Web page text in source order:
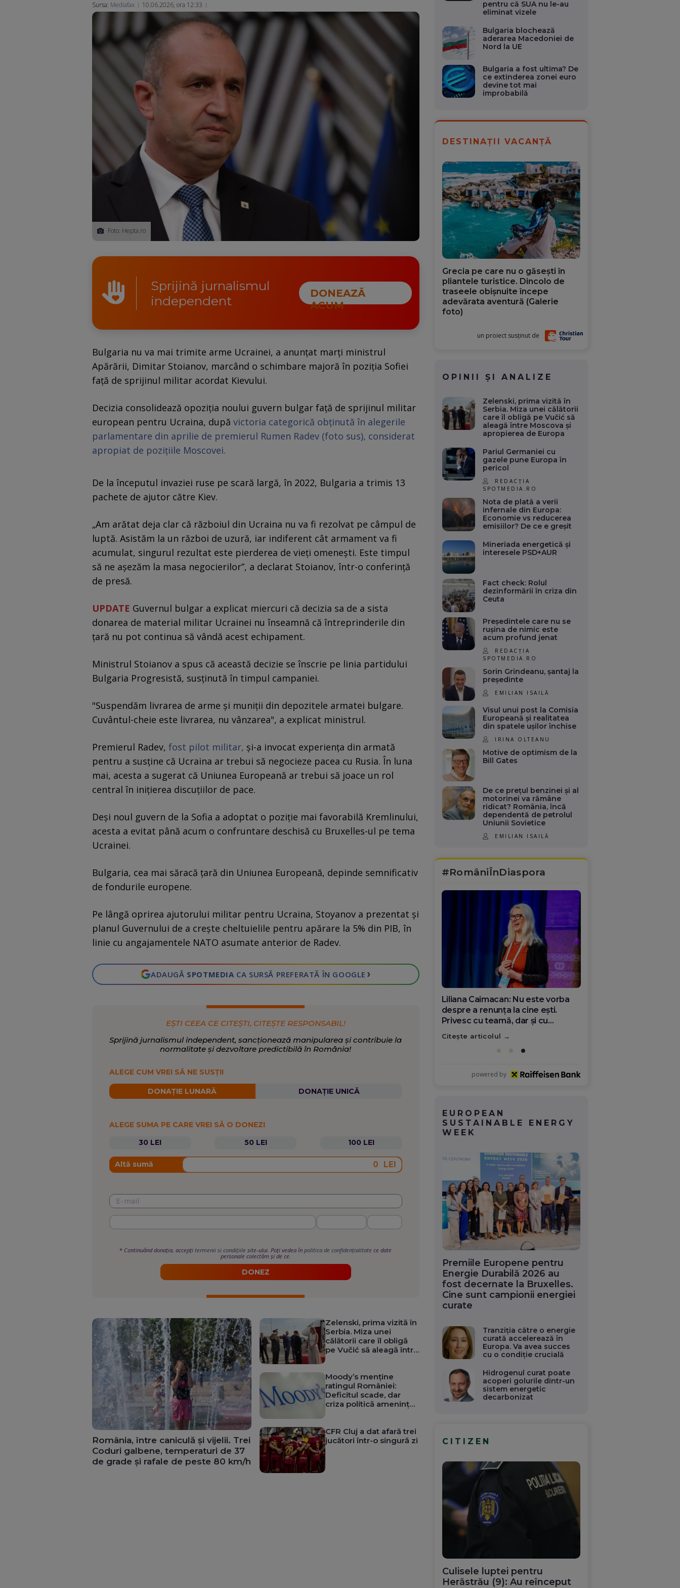
Sursa: Mediafax 10.06.2026, ora 12:33
Foto: Hepta.ro
Sprijină jurnalismul
independent
DONEAZĂ
ACUM
Bulgaria nu va mai trimite arme Ucrainei, a anunțat marți ministrul
Apărării, Dimitar Stoianov, marcând o schimbare majoră în poziția Sofiei
față de sprijinul militar acordat Kievului.
Decizia consolidează opoziția noului guvern bulgar față de sprijinul militar
european pentru Ucraina, după victoria categorică obținută în alegerile
parlamentare din aprilie de premierul Rumen Radev (foto sus), considerat
apropiat de pozițiile Moscovei.
De la începutul invaziei ruse pe scară largă, în 2022, Bulgaria a trimis 13
pachete de ajutor către Kiev.
„Am arătat deja clar că războiul din Ucraina nu va fi rezolvat pe câmpul de
luptă. Asistăm la un război de uzură, iar indiferent cât armament va fi
acumulat, singurul rezultat este pierderea de vieți omenești. Este timpul
să ne așezăm la masa negocierilor”, a declarat Stoianov, într-o conferință
de presă.
UPDATE Guvernul bulgar a explicat miercuri că decizia sa de a sista
donarea de material militar Ucrainei nu înseamnă că întreprinderile din
țară nu pot continua să vândă acest echipament.
Ministrul Stoianov a spus că această decizie se înscrie pe linia partidului
Bulgaria Progresistă, susținută în timpul campaniei.
"Suspendăm livrarea de arme și muniții din depozitele armatei bulgare.
Cuvântul-cheie este livrarea, nu vânzarea", a explicat ministrul.
Premierul Radev, fost pilot militar, și-a invocat experiența din armată
pentru a susține că Ucraina ar trebui să negocieze pacea cu Rusia. În luna
mai, acesta a sugerat că Uniunea Europeană ar trebui să joace un rol
central în inițierea discuțiilor de pace.
Deși noul guvern de la Sofia a adoptat o poziție mai favorabilă Kremlinului,
acesta a evitat până acum o confruntare deschisă cu Bruxelles-ul pe tema
Ucrainei.
Bulgaria, cea mai săracă țară din Uniunea Europeană, depinde semnificativ
de fondurile europene.
Pe lângă oprirea ajutorului militar pentru Ucraina, Stoyanov a prezentat și
planul Guvernului de a crește cheltuielile pentru apărare la 5% din PIB, în
linie cu angajamentele NATO asumate anterior de Radev.
ADAUGĂ SPOTMEDIA CA SURSĂ PREFERATĂ ÎN GOOGLE ›
EȘTI CEEA CE CITEȘTI, CITEȘTE RESPONSABIL!
Sprijină jurnalismul independent, sancționează manipularea și contribuie la
normalitate și dezvoltare predictibilă în România!
ALEGE CUM VREI SĂ NE SUSȚII
DONAȚIE LUNARĂ DONAȚIE UNICĂ
ALEGE SUMA PE CARE VREI SĂ O DONEZI
30 LEI
50 LEI 100 LEI
Altă sumă LEI
* Continuând donația, accepțitermenii si condițiile site-ului. Poți vedea înpolitica de confidențialitate ce date
personale colectăm și de ce.
DONEZ
România, între caniculă și vijelii. Trei
Coduri galbene, temperaturi de 37
de grade și rafale de peste 80 km/h
Zelenski, prima vizită în
Serbia. Miza unei
călătorii care îl obligă
pe Vučić să aleagă între
Moody’s menține
ratingul României:
Deficitul scade, dar
criza politică amenință
CFR Cluj a dat afară trei
jucători într-o singură zi
pentru că SUA nu le-au
eliminat vizele
Bulgaria blochează
aderarea Macedoniei de
Nord la UE
Bulgaria a fost ultima? De
ce extinderea zonei euro
devine tot mai
improbabilă
DESTINAȚII VACANȚĂ
Grecia pe care nu o găsești în
pliantele turistice. Dincolo de
traseele obișnuite începe
adevărata aventură (Galerie
foto)
un proiect susținut de
OPINII ȘI ANALIZE
Zelenski, prima vizită în
Serbia. Miza unei călătorii
care îl obligă pe Vučić să
aleagă între Moscova și
apropierea de Europa
Pariul Germaniei cu
gazele pune Europa în
pericol
REDACȚIA
SPOTMEDIA.RO
Nota de plată a verii
infernale din Europa:
Economie vs reducerea
emisiilor? De ce e greșit
Mineriada energetică și
interesele PSD+AUR
Fact check: Rolul
dezinformării în criza din
Ceuta
Președintele care nu se
rușina de nimic este
acum profund jenat
REDACȚIA
SPOTMEDIA.RO
Sorin Grindeanu, șantaj la
președinte
EMILIAN ISAILĂ
Visul unui post la Comisia
Europeană și realitatea
din spatele ușilor închise
IRINA OLTEANU
Motive de optimism de la
Bill Gates
De ce prețul benzinei și al
motorinei va rămâne
ridicat? România, încă
dependentă de petrolul
Uniunii Sovietice
EMILIAN ISAILĂ
#RomâniÎnDiaspora
Diana Olar, românca de la Google
care demonstrează că diaspora
poate schimba România
Citește articolul
powered by
EUROPEAN
SUSTAINABLE ENERGY
WEEK
Premiile Europene pentru
Energie Durabilă 2026 au
fost decernate la Bruxelles.
Cine sunt campionii energiei
curate
Tranziția către o energie
curată accelerează în
Europa. Va avea succes
cu o condiție crucială
Hidrogenul curat poate
acoperi golurile dintr-un
sistem energetic
decarbonizat
CITIZEN
Culisele luptei pentru
Herăstrău (9): Au reînceput